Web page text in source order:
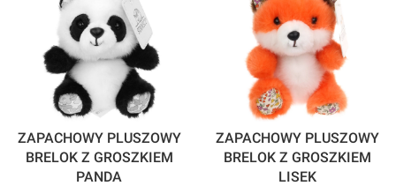
ZAPACHOWY PLUSZOWY
BRELOK Z GROSZKIEM
PANDA
ZAPACHOWY PLUSZOWY
BRELOK Z GROSZKIEM
LISEK